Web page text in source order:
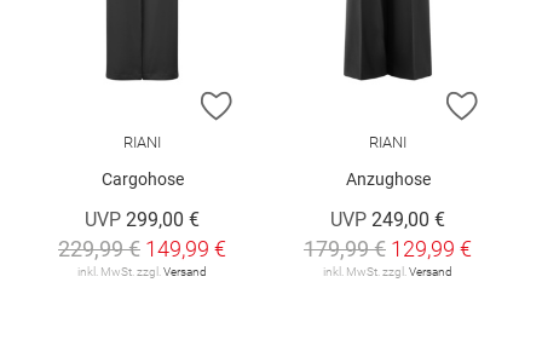
ZUR WUNSCHLISTE HINZUFÜGEN
RIANI
Cargohose
UVP 299,00 €
229,99 € 149,99 €
inkl. MwSt. zzgl. Versand
ZUR
RIANI
Anzughose
UVP 249,00 €
179,99 € 129,99 €
inkl. MwSt. zzgl. Versand